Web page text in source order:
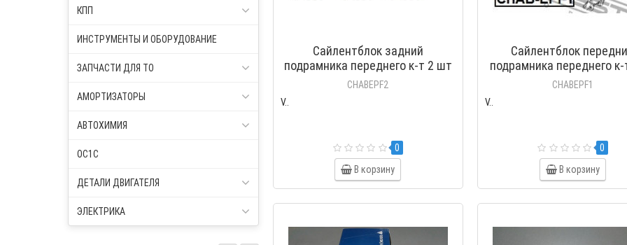
КПП
ИНСТРУМЕНТЫ И ОБОРУДОВАНИЕ
ЗАПЧАСТИ ДЛЯ ТО
АМОРТИЗАТОРЫ
АВТОХИМИЯ
OC1C
ДЕТАЛИ ДВИГАТЕЛЯ
ЭЛЕКТРИКА
Сайлентблок задний
подрамника переднего к-т 2 шт
(FEBEST) CHEVROLET EPICA
CHABEPF2
V..
0
В корзину
Сайлентблок
подрамника переднего
(FEBEST) CHEVROLET
CHABEPF1
V..
0
В корзину